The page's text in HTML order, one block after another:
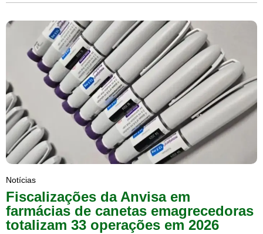
Notícias
Fiscalizações da Anvisa em
farmácias de canetas emagrecedoras
totalizam 33 operações em 2026